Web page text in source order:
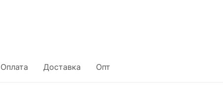
Оплата Доставка Опт